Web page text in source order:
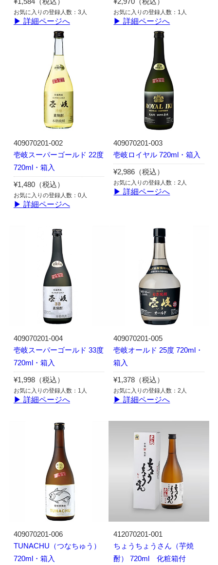
お気に入りの登録人数：3人
▶ 詳細ページへ
お気に入りの登録人数：1人
▶ 詳細ページへ
409070201-002
壱岐スーパーゴールド 22度
720ml・箱入
¥1,480（税込）
お気に入りの登録人数：0人
▶ 詳細ページへ
409070201-003
壱岐ロイヤル 720ml・箱入
¥2,986（税込）
お気に入りの登録人数：2人
▶ 詳細ページへ
409070201-004
壱岐スーパーゴールド 33度
720ml・箱入
¥1,998（税込）
お気に入りの登録人数：1人
▶ 詳細ページへ
409070201-005
壱岐オールド 25度 720ml・
箱入
¥1,378（税込）
お気に入りの登録人数：2人
▶ 詳細ページへ
409070201-006
TUNACHU（つなちゅう）
720ml・箱入
412070201-001
ちょうちょうさん（芋焼
酎） 720ml 化粧箱付